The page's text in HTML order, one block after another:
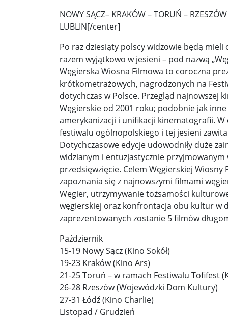
Estera Flieger: Nie znoszę dyskusji o sensie
Michał Szułdrzyński: Z popiołów aż do chmur.
Karol Nawrocki zakończył prace nad strukturą
Donald Trump żąda porozumienia, które
Sławomir Mentzen: Migracja legalna również
Dni Konia Arabskiego 2025 – pasja, tradycja i
Zełenski chciał rozmawiać z Nawrockim.
Presja na Izrael rośnie. Kolejny kraj G7
Powstanie to nie jest zamknięta karta historii ...
Walka z okupantem, walka z ogniem ...
Zaproszenie. Spacer z historią: „Warszawa
Cyniczne współczucie dla ofiar ...
Leszek Miller wieszczy koniec Polski 2050.
Pobić Niemców u siebie ... Powstańcy prascy
Nowe wytyczne dla pacjentów onkologicznych.
NOWY SĄCZ– KRAKÓW – TORUŃ –
LUBLIN[/center]
Po raz dziesiąty polscy widzowie będą
razem wyjątkowo w jesieni – pod nazwą
Węgierska Wiosna Filmowa to coroczna
krótkometrażowych, nagrodzonych na
dotychczas w Polsce. Przegląd najnowszej
Węgierskie od 2001 roku; podobnie jak
amerykanizacji i unifikacji kinematografii.
festiwalu ogólnopolskiego i tej jesieni
Dotychczasowe edycje udowodniły duże
widzianym i entuzjastycznie
przedsięwzięcie. Celem Węgierskiej
zapoznania się z najnowszymi filmami
Węgier, utrzymywanie tożsamości
węgierskiej oraz konfrontacja obu kultur w
zaprezentowanych zostanie 5 filmów
Październik
15-19 Nowy Sącz (Kino Sokół)
19-23 Kraków (Kino Ars)
21-25 Toruń – w ramach Festiwalu Tofifest
26-28 Rzeszów (Wojewódzki Dom Kultury)
27-31 Łódź (Kino Charlie)
Listopad / Grudzień